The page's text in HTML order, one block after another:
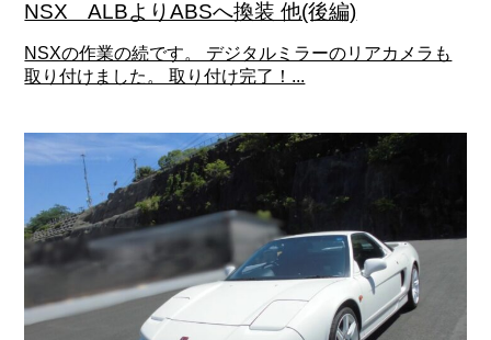
NSX ALBよりABSへ換装 他(後編)
NSXの作業の続です。 デジタルミラーのリアカメラも
取り付けました。 取り付け完了！...